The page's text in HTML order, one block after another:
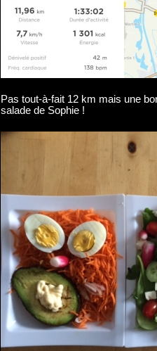
Pas tout-à-fait 12 km mais une
salade de Sophie !